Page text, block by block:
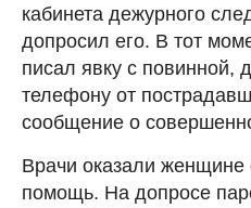
кабинета дежурного
допросил его. В тот
писал явку с повинной,
телефону от
сообщение о
Врачи оказали женщине
помощь. На допросе